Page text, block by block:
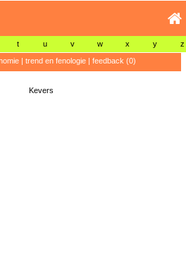
t u v w x y z
| trend en fenologie| feedback (0)
Kevers